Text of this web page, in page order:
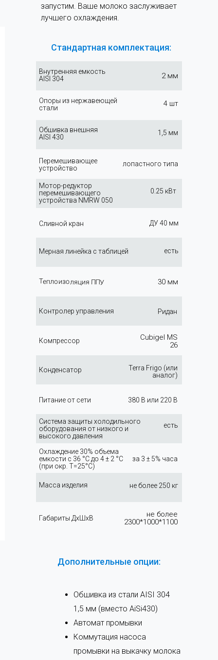
запустим. Ваше молоко заслуживает
лучшего охлаждения.
Стандартная комплектация:
Внутренняя емкость
AISI 304
2 мм
4 шт
1,5 мм
0.25 кВт
ДУ 40 мм
есть
30 мм
Ридан
Cubigel MS
26
Обшивка внешняя
AISI 430
Опоры из нержавеющей
стали
Сливной кран
Мотор-редуктор
перемешивающего
устройства NMRW 050
Мерная линейка с таблицей
Теплоизоляция ППУ
Контролер управления
Компрессор
за 3 ± 5% часа
Конденсатор
Охлаждение 30% объема
емкости с 36 °C до 4 ± 2 °C
(при окр. Т=25°C)
Система защиты холодильного
оборудования от низкого и
высокого давления
Terra Frigo (или
аналог)
Питание от сети
Масса изделия не более 250 кг
лопастного типа
Перемешивающее
устройство
не более
2300*1000*1100
Габариты ДхШхВ
380 В или 220 В
есть
Дополнительные опции:
Обшивка из стали AISI 304
1,5 мм (вместо AiSi430)
Автомат промывки
Коммутация насоса
промывки на выкачку молока